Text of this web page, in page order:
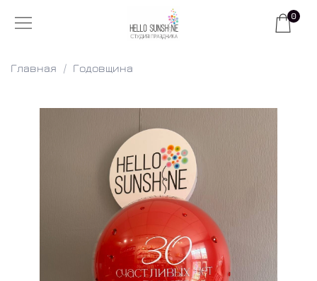
0
Главная Годовщина